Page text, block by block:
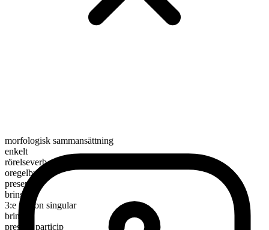
morfologisk sammansättning
enkelt
rörelseverb
oregelbundet
presens
bring
3:e person singular
brings
presens particip